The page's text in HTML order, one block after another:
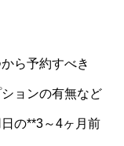
ら予約すべき
ョンの有無など
の**3～4ヶ月前